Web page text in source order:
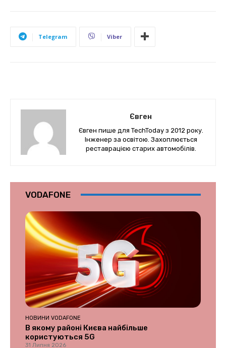
Telegram Viber
Євген
Євген пише для TechToday з 2012 року.
Інженер за освітою. Захоплюється
реставрацією старих автомобілів.
VODAFONE
НОВИНИ VODAFONE
В якому районі Києва найбільше
користуються 5G
31 Липня 2026